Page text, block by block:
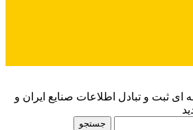
ثبت و تبادل اطلاعات صنایع ایران و